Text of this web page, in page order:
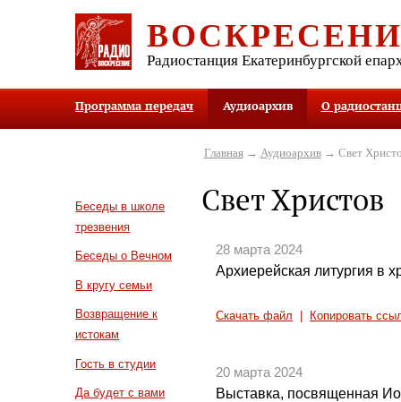
Радиостанция Екатеринбургской
Программа передач Аудиоархив О
Беседы в школе
трезвения
Беседы о Вечном
В кругу семьи
Возвращение к
истокам
Гость в студии
Да будет с вами
Главная→ Аудиоархив→ Свет
Свет Христов
28 марта 2024
Архиерейская литургия в
Скачать файл Копировать
20 марта 2024
Выставка, посвященная